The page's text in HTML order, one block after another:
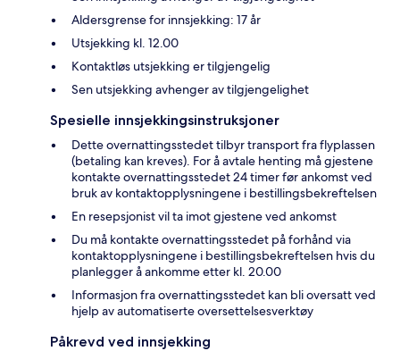
Aldersgrense for innsjekking: 17 år
Utsjekking kl. 12.00
Kontaktløs utsjekking er tilgjengelig
Sen utsjekking avhenger av tilgjengelighet
Spesielle innsjekkingsinstruksjoner
Dette overnattingsstedet tilbyr transport fra flyplassen
(betaling kan kreves). For å avtale henting må gjestene
kontakte overnattingsstedet 24 timer før ankomst ved
bruk av kontaktopplysningene i bestillingsbekreftelsen
En resepsjonist vil ta imot gjestene ved ankomst
Du må kontakte overnattingsstedet på forhånd via
kontaktopplysningene i bestillingsbekreftelsen hvis du
planlegger å ankomme etter kl. 20.00
Informasjon fra overnattingsstedet kan bli oversatt ved
hjelp av automatiserte oversettelsesverktøy
Påkrevd ved innsjekking